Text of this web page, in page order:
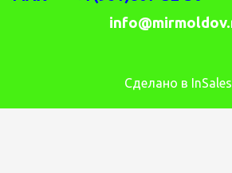
Сделано в InSales